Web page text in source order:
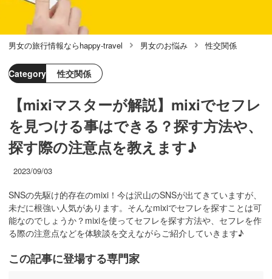
男女の旅行情報ならhappy-travel 男女のお悩み 性交関係
Category 性交関係
【mixiマスターが解説】mixiでセフレ
を見つける事はできる？探す方法や、
探す際の注意点を教えます♪
2023/09/03
SNSの先駆け的存在のmixi！今は沢山のSNSが出てきていますが、
未だに根強い人気があります。そんなmixiでセフレを探すことは可
能なのでしょうか？mixiを使ってセフレを探す方法や、セフレを作
る際の注意点などを体験談を交えながらご紹介していきます♪
この記事に登場する専門家